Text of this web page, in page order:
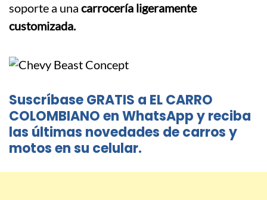
soporte a una carrocería ligeramente
customizada.
Suscríbase GRATIS a EL CARRO
COLOMBIANO en WhatsApp y reciba
las últimas novedades de carros y
motos en su celular.